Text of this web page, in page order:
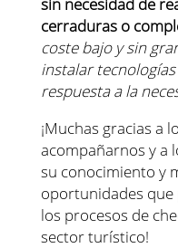
cerraduras o
coste bajo y sin
instalar
respuesta a la
¡Muchas gracias a
acompañarnos y a
su conocimiento y
oportunidades que
los procesos de
sector turístico!